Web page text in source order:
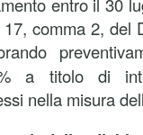
comma 2, del
a titolo di
nella misura